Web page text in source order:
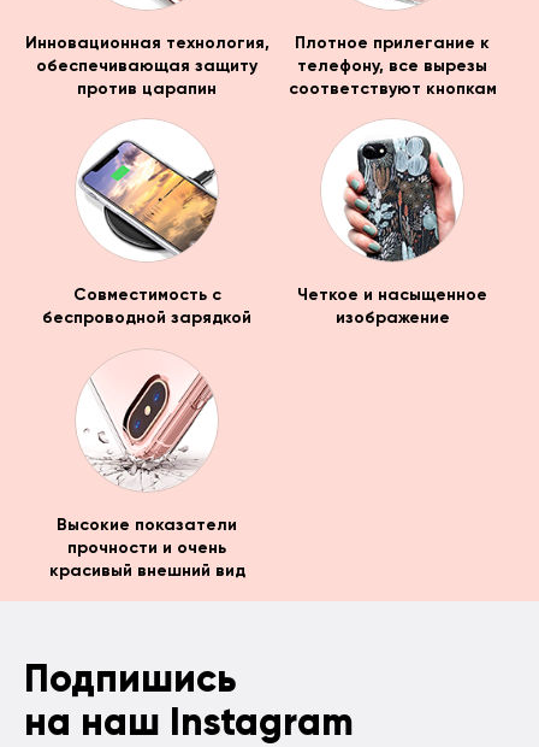
Инновационная технология,
обеспечивающая защиту
против царапин
Плотное прилегание к
телефону, все вырезы
соответствуют кнопкам
Совместимость с
беспроводной зарядкой
Четкое и насыщенное
изображение
Высокие показатели
прочности и очень
красивый внешний вид
Подпишись
на наш Instagram